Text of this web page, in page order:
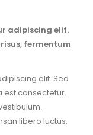
adipiscing elit.
fermentum
elit. Sed
est consectetur.
libero luctus,